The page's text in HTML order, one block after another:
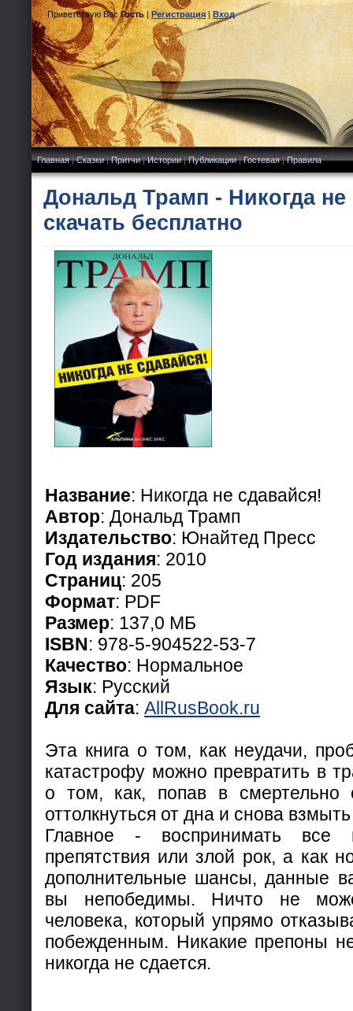
Приветствую Вас Гость|Регистрация|Вход
Главная|Сказки|Притчи|Истории|Публикации|Гостевая|Правила
Дональд Трамп - Никогда не
скачать бесплатно
Название: Никогда не сдавайся!
Автор: Дональд Трамп
Издательство: Юнайтед Пресс
Год издания: 2010
Страниц: 205
Формат: PDF
Размер: 137,0 МБ
ISBN: 978-5-904522-53-7
Качество: Нормальное
Язык: Русский
Для сайта: AllRusBook.ru
Эта книга о том, как неудачи,
катастрофу можно превратить в
о том, как, попав в смертельно
оттолкнуться от дна и снова
Главное - воспринимать
препятствия или злой рок, а как
дополнительные шансы, данные
вы непобедимы. Ничто не
человека, который упрямо
побежденным. Никакие препоны
никогда не сдается.